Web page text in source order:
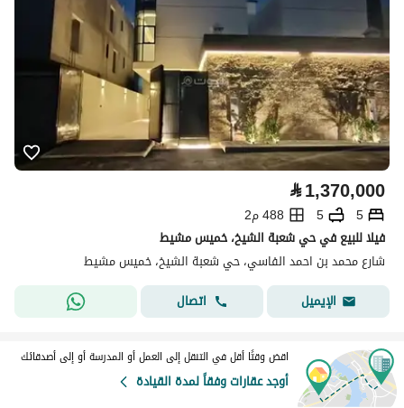
⃁1,370,000
5
5
488 م2
فيلا للبيع في حي شعبة الشيخ، خميس مشيط
شارع محمد بن احمد الفاسي، حي شعبة الشيخ، خميس مشيط
الإيميل
اتصال
اقض وقتًا أقل في التنقل إلى العمل أو المدرسة أو إلى أصدقائك
أوجد عقارات وفقاً لمدة القيادة